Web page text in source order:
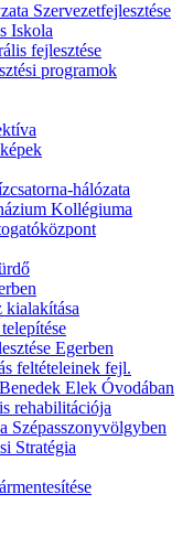
Szervezetfejlesztése
Iskola
fejlesztése
programok
hálózata
Kollégiuma
kialakítása
Egerben
feltételeinek fejl.
Elek Óvodában
rehabilitációja
Szépasszonyvölgyben
Stratégia